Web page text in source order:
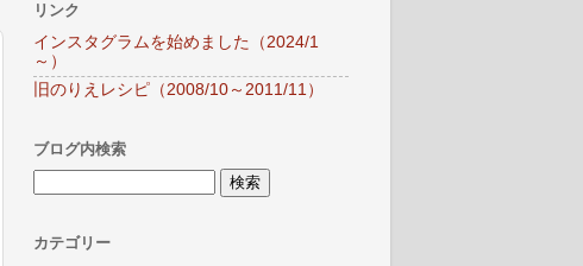
リンク
インスタグラムを始めました（2024/1
～）
旧のりえレシピ（2008/10～2011/11）
ブログ内検索
カテゴリー